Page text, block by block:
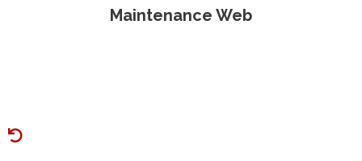
Maintenance Web